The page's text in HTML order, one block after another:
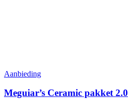
Aanbieding
Meguiar’s Ceramic pakket 2.0